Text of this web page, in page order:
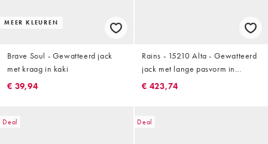
MEER KLEUREN
Brave Soul - Gewatteerd jack
met kraag in kaki
€ 39,94
Rains - 15210 Alta - Gewatteerd
jack met lange pasvorm in
lichtgroen
€ 423,74
Deal Deal